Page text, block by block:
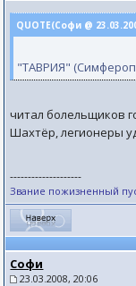
QUOTE(Софи @
"ТАВРИЯ"
читал болельщиков
Шахтёр, легионеры
--------------------
Звание пожизненный
Софи
23.03.2008, 20:06